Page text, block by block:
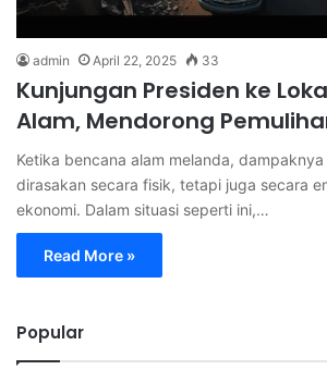
admin April 22, 2025 33
Kunjungan Presiden ke
Alam, Mendorong
Ketika bencana alam melanda,
dirasakan secara fisik, tetapi juga secara
ekonomi. Dalam situasi seperti ini,…
Read More »
Popular